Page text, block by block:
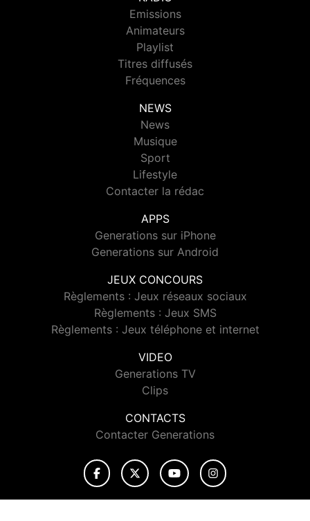
Emissions
Animateurs
Playlist
Titres diffusés
Fréquences
NEWS
News
Musique
Sport
Lifestyle
Contacter la rédac
APPS
Generations sur iPhone
Generations sur Android
JEUX CONCOURS
Règlements : Jeux réseaux sociaux
Règlements : Jeux SMS
Règlements : Jeux téléphone et internet
VIDEO
Generations TV
Clips
CONTACTS
Contacter Generations